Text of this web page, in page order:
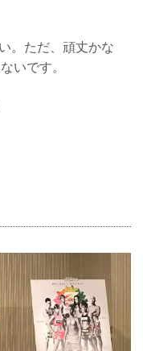
。ただ、頑丈かな
いです。